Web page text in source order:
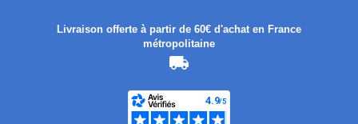
Livraison offerte à partir de 60€ d'achat en France
métropolitaine